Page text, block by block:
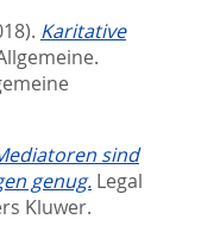
Karitative
sind
genug. Legal
Kluwer.